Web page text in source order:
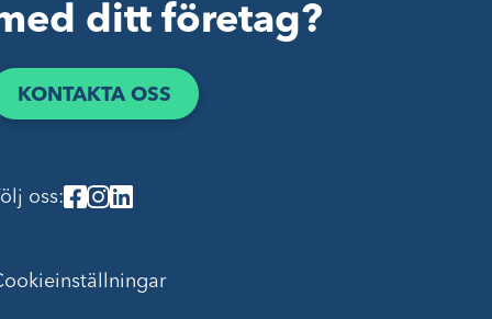
ditt företag?
KONTAKTA OSS
oss: